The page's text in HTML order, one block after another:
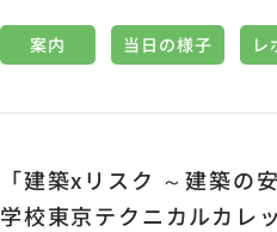
案内 当日の様子 レ
「建築xリスク ～建築の
学校東京テクニカルカレ